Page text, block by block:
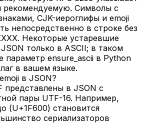
рекомендуемую. Символы с
CJK-иероглифы и emoji
непосредственно в строке без
Некоторые устаревшие
только в ASCII; в таком
параметр ensure_ascii в Python
в вашем языке.
в JSON?
представлены в JSON с
пары UTF-16. Например,
(U+1F600) становится
сериализаторов